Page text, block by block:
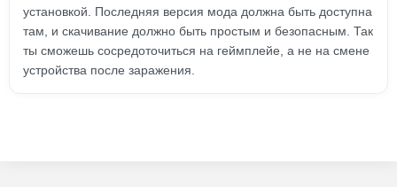
установкой. Последняя версия мода должна быть доступна
там, и скачивание должно быть простым и безопасным. Так
ты сможешь сосредоточиться на геймплейе, а не на смене
устройства после заражения.